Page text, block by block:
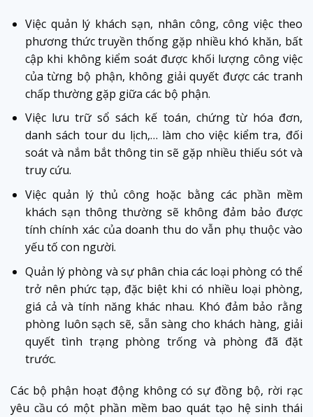
Việc quản lý khách sạn, nhân công, công việc theo
phương thức truyền thống gặp nhiều khó khăn, bất
cập khi không kiểm soát được khối lượng công việc
của từng bộ phận, không giải quyết được các tranh
chấp thường gặp giữa các bộ phận.
Việc lưu trữ sổ sách kế toán, chứng từ hóa đơn,
danh sách tour du lịch,… làm cho việc kiểm tra, đối
soát và nắm bắt thông tin sẽ gặp nhiều thiếu sót và
truy cứu.
Việc quản lý thủ công hoặc bằng các phần mềm
khách sạn thông thường sẽ không đảm bảo được
tính chính xác của doanh thu do vẫn phụ thuộc vào
yếu tố con người.
Quản lý phòng và sự phân chia các loại phòng có thể
trở nên phức tạp, đặc biệt khi có nhiều loại phòng,
giá cả và tính năng khác nhau. Khó đảm bảo rằng
phòng luôn sạch sẽ, sẵn sàng cho khách hàng, giải
quyết tình trạng phòng trống và phòng đã đặt
trước.
Các bộ phận hoạt động không có sự đồng bộ, rời rạc
yêu cầu có một phần mềm bao quát tạo hệ sinh thái